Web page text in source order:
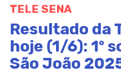
TELE SENA
Resultado da
hoje (1/6): 1º
São João